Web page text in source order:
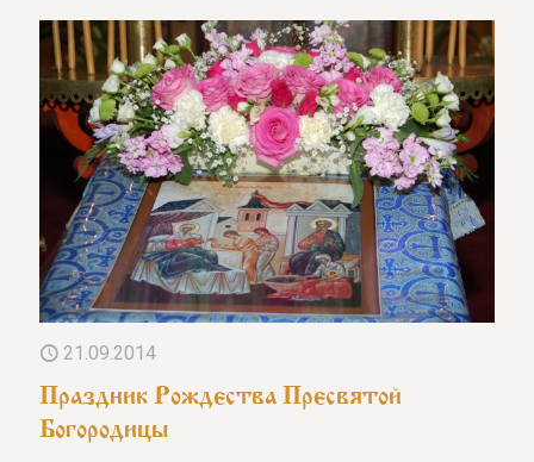
21.09.2014
Праздник Рождества Пресвятой
Богородицы